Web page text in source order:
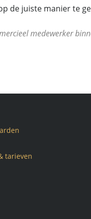
de juiste manier te
medewerker
tarieven